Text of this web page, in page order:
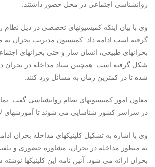
روانشناسی اجتماعی در محل حضور داشتند.
وی با بیان اینکه کمیسیونهای تخصصی در ذیل
گرفته است ادامه داد: کمیسیون مدیریت بحران به
بحرانهای طبیعی، انسان ساز و حتی بحرانهای
شکل گرفته است. همچنین ستاد مداخله در بحران
شده تا در کمترین زمان به مسائل ورد کنند.
معاون امور کمیسیونهای نظام روانشناسی گفت:
در سراسر کشور شناسایی می شوند تا آموزشهای
وی با اشاره به تشکیل کلینیکهای مداخله بحران
به منظور مداخله در بحران، مشاوره حضوری و
بحران ارائه می شود. آئین نامه این کلینیکها نوشته